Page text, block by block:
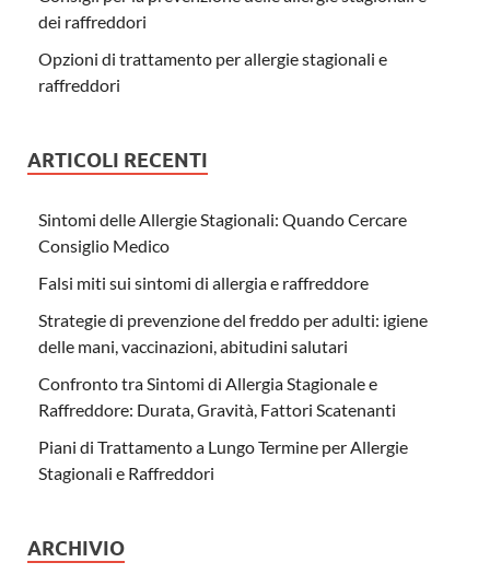
dei raffreddori
Opzioni di trattamento per allergie stagionali e
raffreddori
ARTICOLI RECENTI
Sintomi delle Allergie Stagionali: Quando Cercare
Consiglio Medico
Falsi miti sui sintomi di allergia e raffreddore
Strategie di prevenzione del freddo per adulti: igiene
delle mani, vaccinazioni, abitudini salutari
Confronto tra Sintomi di Allergia Stagionale e
Raffreddore: Durata, Gravità, Fattori Scatenanti
Piani di Trattamento a Lungo Termine per Allergie
Stagionali e Raffreddori
ARCHIVIO